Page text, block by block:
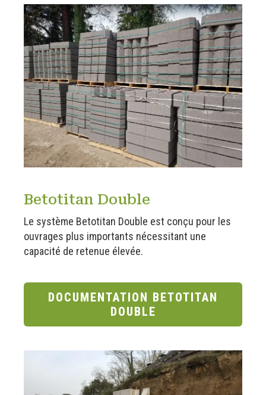
Betotitan Double
Le système Betotitan Double est conçu pour les
ouvrages plus importants nécessitant une
capacité de retenue élevée.
DOCUMENTATION BETOTITAN
DOUBLE